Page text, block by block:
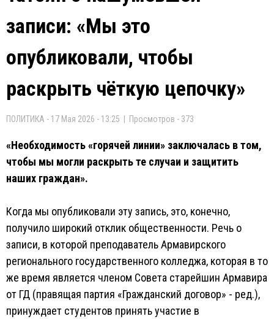
записи: «Мы это
опубликовали, чтобы
раскрыть чёткую цепочку»
ПОЛИТИКА - 17 Мая 2026 - 13:25 | Просмотров - 373
«Необходимость «горячей линии» заключалась в том,
чтобы мы могли раскрыть те случаи и защитить
наших граждан».
Когда мы опубликовали эту запись, это, конечно,
получило широкий отклик общественности. Речь о
записи, в которой преподаватель Армавирского
регионального государственного колледжа, которая в то
же время является членом Совета старейшин Армавира
от ГД (правящая партия «Гражданский договор» - ред.),
принуждает студентов принять участие в